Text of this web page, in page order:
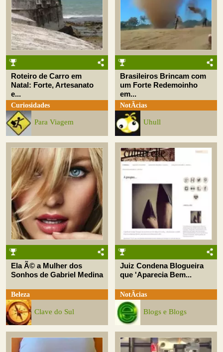
Roteiro de Carro em
Natal: Forte, Artesanato
e...
Curiosidades
Para Viagem
Brasileiros Brincam com
um Forte Redemoinho
em...
NotÃ­cias
Uhull
Ela Ã© a Mulher dos
Sonhos de Gabriel Medina
Beleza
Clave do Sul
Juiz Condena Blogueira
que 'Aparecia Bem...
NotÃ­cias
Blogs e Blogs